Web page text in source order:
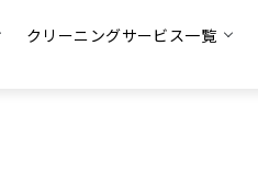
クリーニングサービス一覧